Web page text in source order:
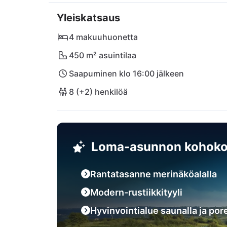
Umagissa voit myös hemmotella itseäsi
paikallisella viinilasillisella. Nuoremmille
Aquapark Istralandia, jossa jokainen
Yleiskatsaus
4 makuuhuonetta
450 m² asuintilaa
Saapuminen klo 16:00 jälkeen
8 (+2) henkilöä
Loma-asunnon
Rantatasanne merinäköalalla
Modern-rustiikkityyli
Hyvinvointialue saunalla ja